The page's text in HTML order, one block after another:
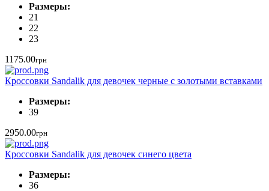
Размеры:
21
22
23
1175.00грн
Кроссовки Sandalik для девочек черные с золотыми вставками
Размеры:
39
2950.00грн
Кроссовки Sandalik для девочек синего цвета
Размеры:
36